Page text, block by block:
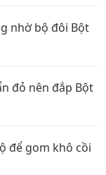
nhờ bộ đôi Bột
đỏ nên đắp Bột
để gom khô cồi